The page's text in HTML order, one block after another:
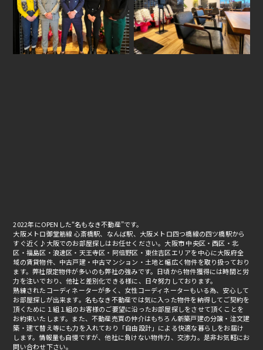
2022年にOPENした“名もなき不動産”です。
大阪メトロ御堂筋線 心斎橋駅、なんば駅、大阪メトロ四つ橋線の四ツ橋駅から
すぐ近く♪大阪でのお部屋探しはお任せください。大阪市 中央区・西区・北
区・福島区・浪速区・天王寺区・阿倍野区・東住吉区エリアを中心に大阪府全
域の賃貸物件、中古戸建・中古マンション・土地と幅広く物件を取り扱っており
ます。弊社限定物件が多いのも弊社の強みです。日頃から物件獲得には時間と労
力を注いでおり、他社と差別化できる様に、日々努力しております。
熟練されたコーディネーターが多く、女性コーディネーターもいる為、安心して
お部屋探しが出来ます。名もなき不動産では気に入った物件を納得してご契約を
頂くために１組１組のお客様のご要望に沿ったお部屋探しをさせて頂くことを
お約束いたします。また、不動産売買の仲介はもちろん新築戸建の分譲・注文建
築・建て替え等にも力を入れており「自由設計」による快適な暮らしをお届け
します。情報量も自慢ですが、他社に負けない物件力、交渉力。是非お気軽にお
問い合わせ下さい。